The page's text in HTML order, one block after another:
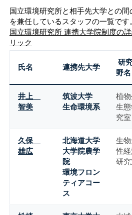
国立環境研究所と相手先大学との
を兼任しているスタッフの一覧です
国立環境研究所 連携大学院制度の
リック
氏名 連携先大学
研
野名
井上
智美
筑波大学
生命環境系
植
生
究室
久保
雄広
北海道大学
大学院農学
院
環境フロン
ティアコー
ス
生
性
研